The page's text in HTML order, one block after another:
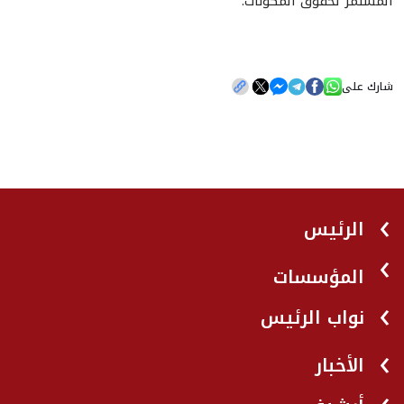
شارك على
الرئيس
المؤسسات
نواب الرئيس
الأخبار